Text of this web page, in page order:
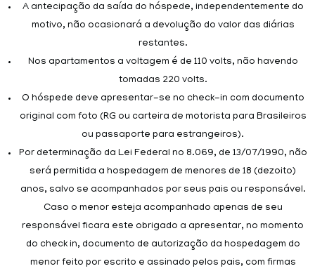
A antecipação da saída do hóspede, independentemente do
motivo, não ocasionará a devolução do valor das diárias
restantes.
Nos apartamentos a voltagem é de 110 volts, não havendo
tomadas 220 volts.
O hóspede deve apresentar-se no check-in com documento
original com foto (RG ou carteira de motorista para Brasileiros
ou passaporte para estrangeiros).
Por determinação da Lei Federal no 8.069, de 13/07/1990, não
será permitida a hospedagem de menores de 18 (dezoito)
anos, salvo se acompanhados por seus pais ou responsável.
Caso o menor esteja acompanhado apenas de seu
responsável ficara este obrigado a apresentar, no momento
do check in, documento de autorização da hospedagem do
menor feito por escrito e assinado pelos pais, com firmas